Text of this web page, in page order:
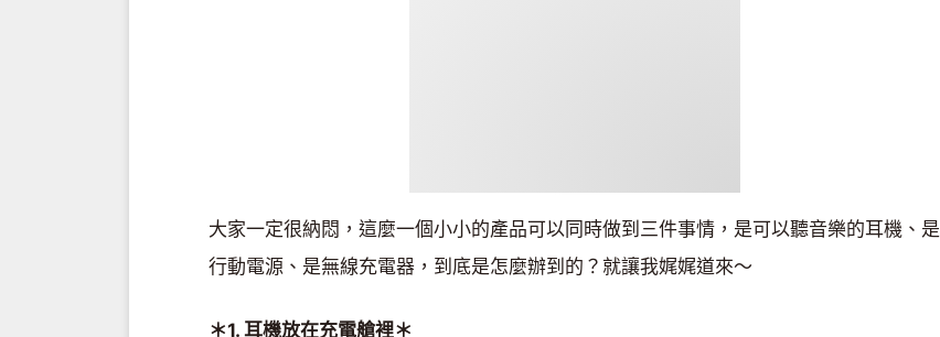
大家一定很納悶，這麼一個小小的產品可以同時做到三件事情，是可以聽音樂的耳機、是
行動電源、是無線充電器，到底是怎麼辦到的？就讓我娓娓道來～
＊1. 耳機放在充電艙裡＊